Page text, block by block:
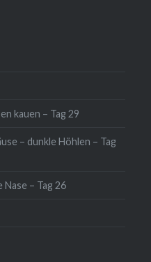
kauen – Tag 29
– dunkle Höhlen – Tag
– Tag 26